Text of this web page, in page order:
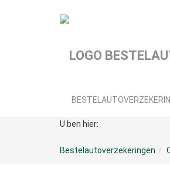
U ben hier:
Bestelautoverzekeringen